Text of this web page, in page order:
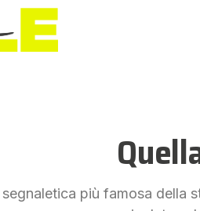
più famosa della